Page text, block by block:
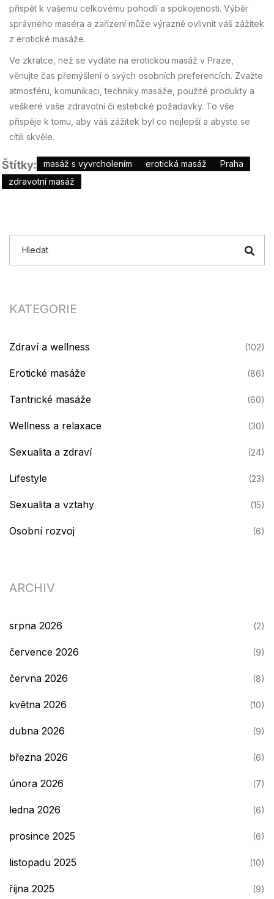
přispět k vašemu celkovému pohodlí a spokojenosti. Výběr
správného maséra a zařízení může výrazně ovlivnit váš zážitek
z erotické masáže.
Ve zkratce, než se vydáte na erotickou masáž v Praze,
věnujte čas přemýšlení o svých osobních preferencích. Zvažte
atmosféru, komunikaci, techniky masáže, použité produkty a
veškeré vaše zdravotní či estetické požadavky. To vše
přispěje k tomu, aby váš zážitek byl co nejlepší a abyste se
cítili skvěle.
Štítky: masáž s vyvrcholením erotická masáž
Praha
zdravotní masáž
KATEGORIE
Zdraví a wellness (102)
Erotické masáže (86)
Tantrické masáže (60)
Wellness a relaxace (30)
Sexualita a zdraví (24)
Lifestyle (23)
Sexualita a vztahy (15)
Osobní rozvoj (6)
ARCHIV
srpna 2026 (2)
července 2026 (9)
června 2026 (8)
května 2026 (10)
dubna 2026 (9)
března 2026 (6)
února 2026 (7)
ledna 2026 (6)
prosince 2025 (6)
listopadu 2025 (10)
října 2025 (9)